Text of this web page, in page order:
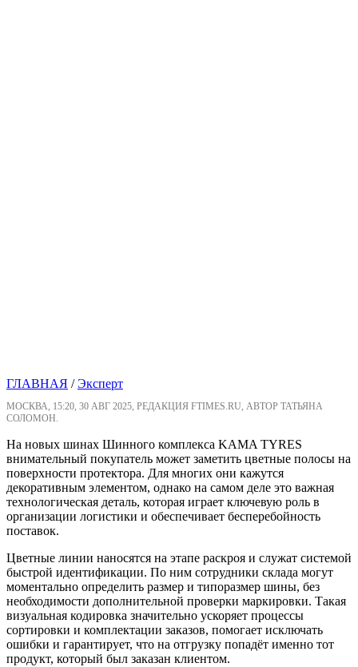
ГЛАВНАЯ /Эксперт
МОСКВА, 15:20, 30 АВГ 2025, РЕДАКЦИЯ FTIMES.RU, АВТОР ТАТЬЯНА
СОЛОМОН.
На новых шинах Шинного комплекса KAMA TYRES
внимательный покупатель может заметить цветные полосы на
поверхности протектора. Для многих они кажутся
декоративным элементом, однако на самом деле это важная
технологическая деталь, которая играет ключевую роль в
организации логистики и обеспечивает бесперебойность
поставок.
Цветные линии наносятся на этапе раскроя и служат системой
быстрой идентификации. По ним сотрудники склада могут
моментально определить размер и типоразмер шины, без
необходимости дополнительной проверки маркировки. Такая
визуальная кодировка значительно ускоряет процессы
сортировки и комплектации заказов, помогает исключать
ошибки и гарантирует, что на отгрузку попадёт именно тот
продукт, который был заказан клиентом.